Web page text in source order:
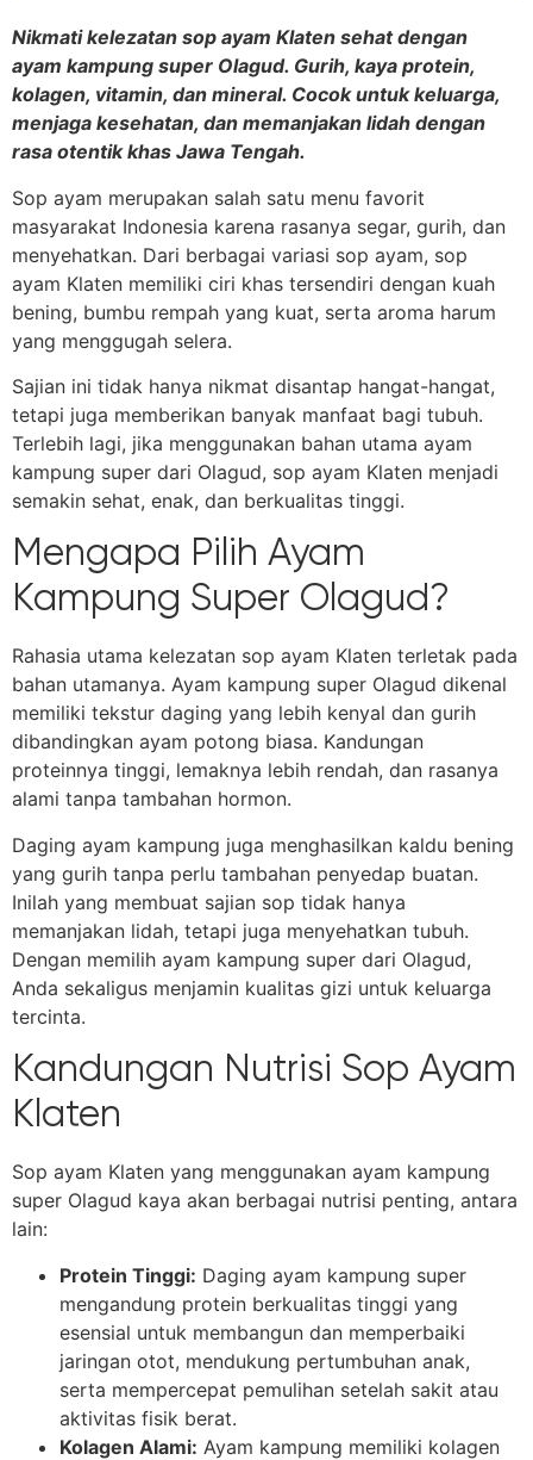
Nikmati kelezatan sop ayam Klaten sehat dengan
ayam kampung super Olagud. Gurih, kaya protein,
kolagen, vitamin, dan mineral. Cocok untuk keluarga,
menjaga kesehatan, dan memanjakan lidah dengan
rasa otentik khas Jawa Tengah.
Sop ayam merupakan salah satu menu favorit
masyarakat Indonesia karena rasanya segar, gurih, dan
menyehatkan. Dari berbagai variasi sop ayam, sop
ayam Klaten memiliki ciri khas tersendiri dengan kuah
bening, bumbu rempah yang kuat, serta aroma harum
yang menggugah selera.
Sajian ini tidak hanya nikmat disantap hangat-hangat,
tetapi juga memberikan banyak manfaat bagi tubuh.
Terlebih lagi, jika menggunakan bahan utama ayam
kampung super dari Olagud, sop ayam Klaten menjadi
semakin sehat, enak, dan berkualitas tinggi.
Mengapa Pilih Ayam
Kampung Super Olagud?
Rahasia utama kelezatan sop ayam Klaten terletak pada
bahan utamanya. Ayam kampung super Olagud dikenal
memiliki tekstur daging yang lebih kenyal dan gurih
dibandingkan ayam potong biasa. Kandungan
proteinnya tinggi, lemaknya lebih rendah, dan rasanya
alami tanpa tambahan hormon.
Daging ayam kampung juga menghasilkan kaldu bening
yang gurih tanpa perlu tambahan penyedap buatan.
Inilah yang membuat sajian sop tidak hanya
memanjakan lidah, tetapi juga menyehatkan tubuh.
Dengan memilih ayam kampung super dari Olagud,
Anda sekaligus menjamin kualitas gizi untuk keluarga
tercinta.
Kandungan Nutrisi Sop Ayam
Klaten
Sop ayam Klaten yang menggunakan ayam kampung
super Olagud kaya akan berbagai nutrisi penting, antara
lain:
Protein Tinggi: Daging ayam kampung super
mengandung protein berkualitas tinggi yang
esensial untuk membangun dan memperbaiki
jaringan otot, mendukung pertumbuhan anak,
serta mempercepat pemulihan setelah sakit atau
aktivitas fisik berat.
Kolagen Alami: Ayam kampung memiliki kolagen